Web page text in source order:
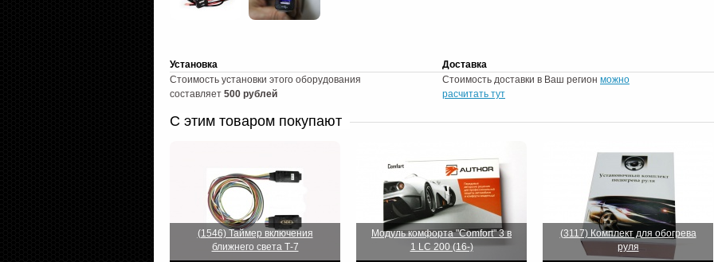
Установка
Доставка
Стоимость установки этого оборудования
составляет 500 рублей
Стоимость доставки в Ваш регион можно
расчитать тут
С этим товаром покупают
(1546) Таймер включения
ближнего света Т-7
Модуль комфорта "Comfort" 3 в
1 LC 200 (16-)
(3117) Комплект для обогрева
руля